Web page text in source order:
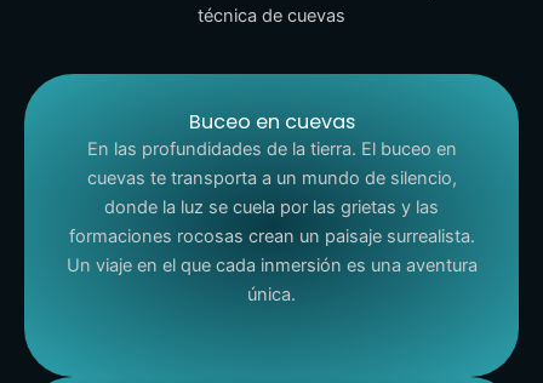
técnica de cuevas
Buceo en cuevas
En las profundidades de la tierra. El buceo en
cuevas te transporta a un mundo de silencio,
donde la luz se cuela por las grietas y las
formaciones rocosas crean un paisaje surrealista.
Un viaje en el que cada inmersión es una aventura
única.